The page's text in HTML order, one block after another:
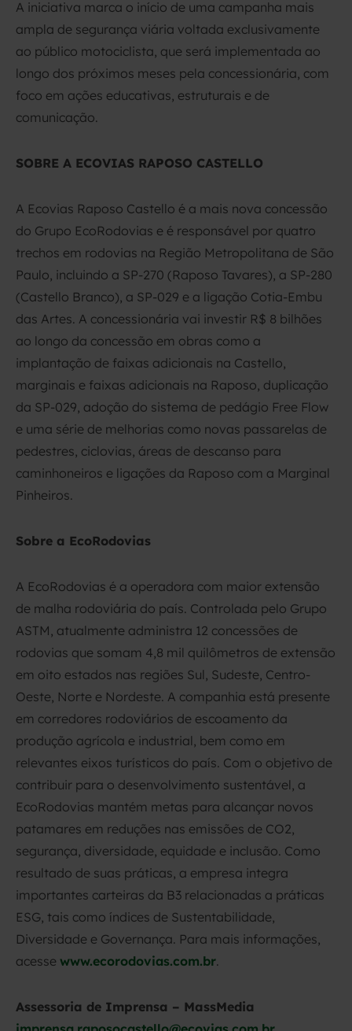
A iniciativa marca o início de uma campanha mais
ampla de segurança viária voltada exclusivamente
ao público motociclista, que será implementada ao
longo dos próximos meses pela concessionária, com
foco em ações educativas, estruturais e de
comunicação.
SOBRE A ECOVIAS RAPOSO CASTELLO
A Ecovias Raposo Castello é a mais nova concessão
do Grupo EcoRodovias e é responsável por quatro
trechos em rodovias na Região Metropolitana de São
Paulo, incluindo a SP-270 (Raposo Tavares), a SP-280
(Castello Branco), a SP-029 e a ligação Cotia-Embu
das Artes. A concessionária vai investir R$ 8 bilhões
ao longo da concessão em obras como a
implantação de faixas adicionais na Castello,
marginais e faixas adicionais na Raposo, duplicação
da SP-029, adoção do sistema de pedágio Free Flow
e uma série de melhorias como novas passarelas de
pedestres, ciclovias, áreas de descanso para
caminhoneiros e ligações da Raposo com a Marginal
Pinheiros.
Sobre a EcoRodovias
A EcoRodovias é a operadora com maior extensão
de malha rodoviária do país. Controlada pelo Grupo
ASTM, atualmente administra 12 concessões de
rodovias que somam 4,8 mil quilômetros de extensão
em oito estados nas regiões Sul, Sudeste, Centro-
Oeste, Norte e Nordeste. A companhia está presente
em corredores rodoviários de escoamento da
produção agrícola e industrial, bem como em
relevantes eixos turísticos do país. Com o objetivo de
contribuir para o desenvolvimento sustentável, a
EcoRodovias mantém metas para alcançar novos
patamares em reduções nas emissões de CO2,
segurança, diversidade, equidade e inclusão. Como
resultado de suas práticas, a empresa integra
importantes carteiras da B3 relacionadas a práticas
ESG, tais como índices de Sustentabilidade,
Diversidade e Governança. Para mais informações,
acesse www.ecorodovias.com.br.
Assessoria de Imprensa – MassMedia